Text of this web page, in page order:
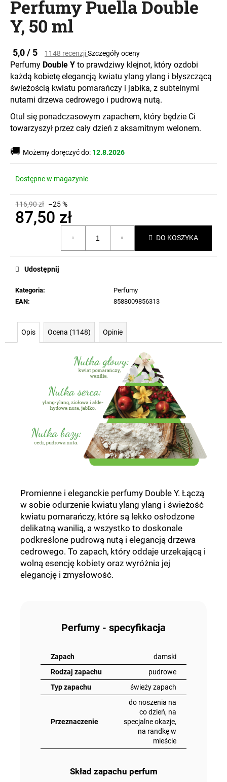
Perfumy Puella Double
Y, 50 ml
Średnia
ocena
produktu
wynosi
0,0
na
gwiazdek.
5,0 / 5 1148 recenzjiSzczegóły oceny
Perfumy Double Y to prawdziwy klejnot, który ozdobi
każdą kobietę elegancją kwiatu ylang ylang i błyszczącą
świeżością kwiatu pomarańczy i jabłka, z subtelnymi
nutami drzewa cedrowego i pudrową nutą.
Otul się ponadczasowym zapachem, który będzie Ci
towarzyszył przez cały dzień z aksamitnym welonem.
🚚 Możemy doręczyć do: 12.8.2026
Dostępne w magazynie
116,90 zł –25 %
87,50 zł
DO KOSZYKA
Kategoria:
Perfumy
EAN: 8588009856313
Udostępnij
Opis Ocena (1148) Opinie
Promienne i eleganckie perfumy Double Y. Łączą
w sobie odurzenie kwiatu ylang ylang i świeżość
kwiatu pomarańczy, które są lekko osłodzone
delikatną wanilią, a wszystko to doskonale
podkreślone pudrową nutą i elegancją drzewa
cedrowego. To zapach, który oddaje urzekającą i
wolną esencję kobiety oraz wyróżnia jej
elegancję i zmysłowość.
Perfumy - specyfikacja
Zapach
damski
Rodzaj zapachu
pudrowe
Typ zapachu
świeży zapach
Przeznaczenie
do noszenia na
co dzień, na
specjalne okazje,
na randkę w
mieście
Skład zapachu perfum
P
o
l
e
c
m
y